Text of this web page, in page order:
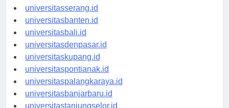
universitassurabaya.id
universitasserang.id
universitasbanten.id
universitasbali.id
universitasdenpasar.id
universitaskupang.id
universitaspontianak.id
universitaspalangkaraya.id
universitasbanjarbaru.id